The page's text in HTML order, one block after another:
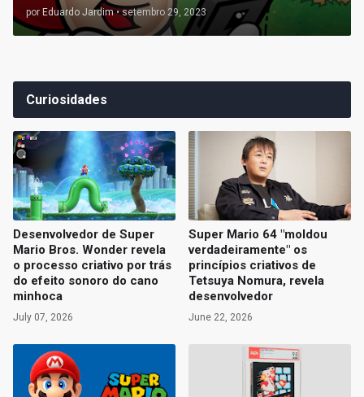
por Eduardo Jardim • setembro 29, 2023
Curiosidades
Desenvolvedor de Super
Mario Bros. Wonder revela
o processo criativo por trás
do efeito sonoro do cano
minhoca
July 07, 2026
Super Mario 64 "moldou
verdadeiramente" os
princípios criativos de
Tetsuya Nomura, revela
desenvolvedor
June 22, 2026